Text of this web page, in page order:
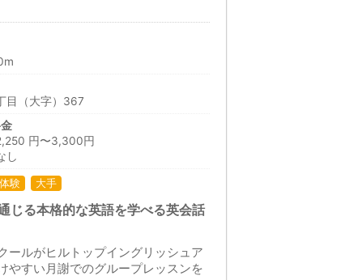
目（大字）367
円〜3,300円
し
験 大手
じる本格的な英語を学べる英会話
ールがヒルトップイングリッシュア
やすい月謝でのグループレッスンを